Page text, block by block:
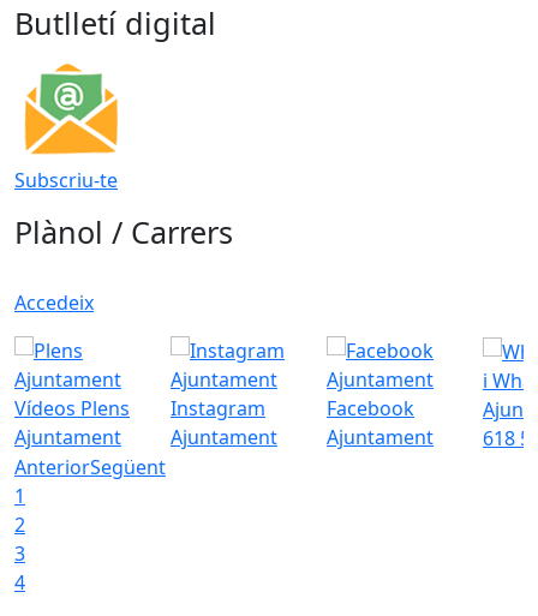
Butlletí digital
Subscriu-te
Plànol / Carrers
Accedeix
Vídeos Plens
Ajuntament
Instagram
Ajuntament
Facebook
Ajuntament
i
618
AnteriorSegüent
1
2
3
4